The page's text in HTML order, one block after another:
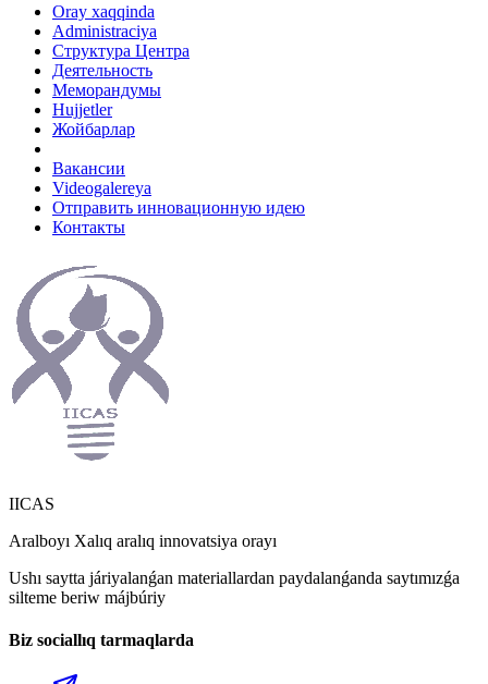
Oray xaqqinda
Administraciya
Структура Центра
Деятельность
Меморандумы
Hujjetler
Жойбарлар
Вакансии
Videogalereya
Отправить инновационную идею
Контакты
IICAS
Aralboyı Xalıq aralıq innovatsiya orayı
Ushı saytta járiyalanǵan materiallardan paydalanǵanda saytımızǵa
silteme beriw májbúriy
Biz sociallıq tarmaqlarda